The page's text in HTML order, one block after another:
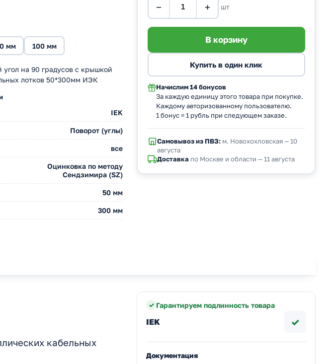
мм 100 мм
угол на 90 градусов с крышкой
лотков 50*300мм ИЭК
IEK
Поворот (углы)
все
Оцинковка по методу
Сендзимира (SZ)
50 мм
300 мм
− + шт
Начислим 14 бонусов
За каждую единицу этого товара при покупке.
Каждому авторизованному пользователю.
1 бонус = 1 рубль при следующем заказе.
Самовывоз из ПВЗ:м. Новохохловская — 10
августа
Доставка по Москве и области — 11 августа
кабельных
Гарантируем подлинность товара
IEK ✓
Документация